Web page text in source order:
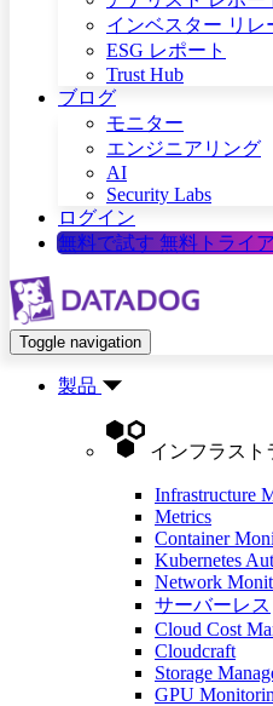
インベスター リレ
ESG レポート
Trust Hub
ブログ
モニター
エンジニアリング
AI
Security Labs
ログイン
無料で試す 無料トライ
Toggle navigation
製品
インフラスト
Infrastructure
Metrics
Container
Kubernetes
Network
サーバーレス
Cloud Cost
Cloudcraft
Storage
GPU